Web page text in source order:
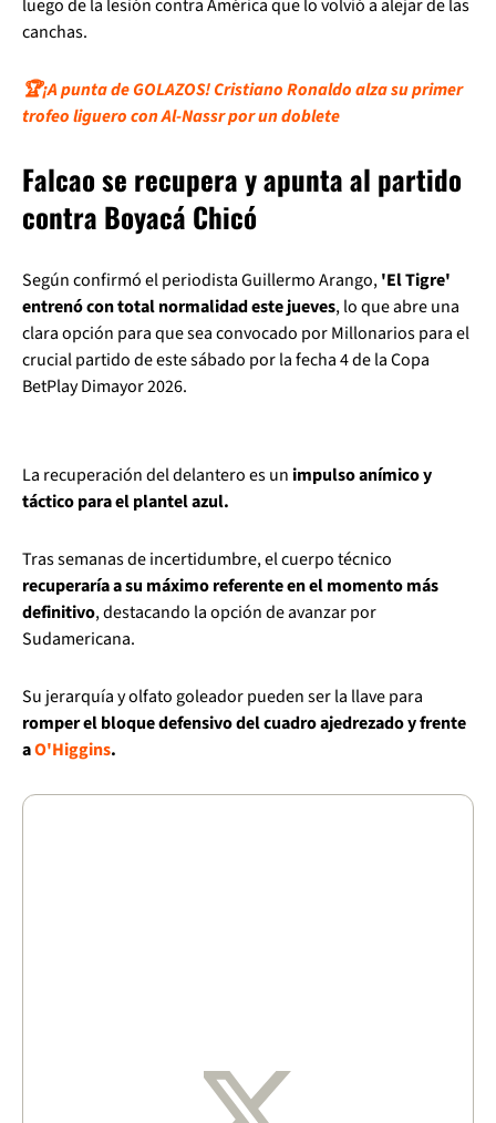
luego de la lesión contra América que lo volvió a alejar de las
canchas.
🏆¡A punta de GOLAZOS! Cristiano Ronaldo alza su primer
trofeo liguero con Al-Nassr por un doblete
Falcao se recupera y apunta al partido
contra Boyacá Chicó
Según confirmó el periodista Guillermo Arango,'El Tigre'
entrenó con total normalidad este jueves, lo que abre una
clara opción para que sea convocado por Millonarios para el
crucial partido de este sábado por la fecha 4 de la Copa
BetPlay Dimayor 2026.
La recuperación del delantero es un impulso anímico y
táctico para el plantel azul.
Tras semanas de incertidumbre, el cuerpo técnico
recuperaría a su máximo referente en el momento más
definitivo, destacando la opción de avanzar por
Sudamericana.
Su jerarquía y olfato goleador pueden ser la llave para
romper el bloque defensivo del cuadro ajedrezado y frente
aO'Higgins.